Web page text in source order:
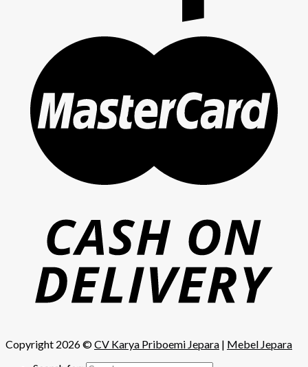
Copyright 2026 ©CV Karya Priboemi Jepara | Mebel Jepara